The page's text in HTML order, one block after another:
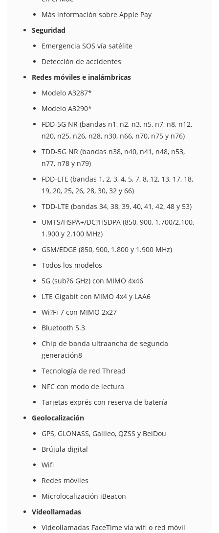
Más información sobre Apple Pay
Seguridad
Emergencia SOS vía satélite
Detección de accidentes
Redes móviles e inalámbricas
Modelo A3287*
Modelo A3290*
FDD-5G NR (bandas n1, n2, n3, n5, n7, n8, n12,
n20, n25, n26, n28, n30, n66, n70, n75 y n76)
TDD-5G NR (bandas n38, n40, n41, n48, n53,
n77, n78 y n79)
FDD-LTE (bandas 1, 2, 3, 4, 5, 7, 8, 12, 13, 17, 18,
19, 20, 25, 26, 28, 30, 32 y 66)
TDD-LTE (bandas 34, 38, 39, 40, 41, 42, 48 y 53)
UMTS/HSPA+/DC?HSDPA (850, 900, 1.700/2.100,
1.900 y 2.100 MHz)
GSM/EDGE (850, 900, 1.800 y 1.900 MHz)
Todos los modelos
5G (sub?6 GHz) con MIMO 4x46
LTE Gigabit con MIMO 4x4 y LAA6
Wi?Fi 7 con MIMO 2x27
Bluetooth 5.3
Chip de banda ultraancha de segunda
generación8
Tecnología de red Thread
NFC con modo de lectura
Tarjetas exprés con reserva de batería
Geolocalización
GPS, GLONASS, Galileo, QZSS y BeiDou
Brújula digital
Wifi
Redes móviles
Microlocalización iBeacon
Videollamadas
Videollamadas FaceTime vía wifi o red móvil